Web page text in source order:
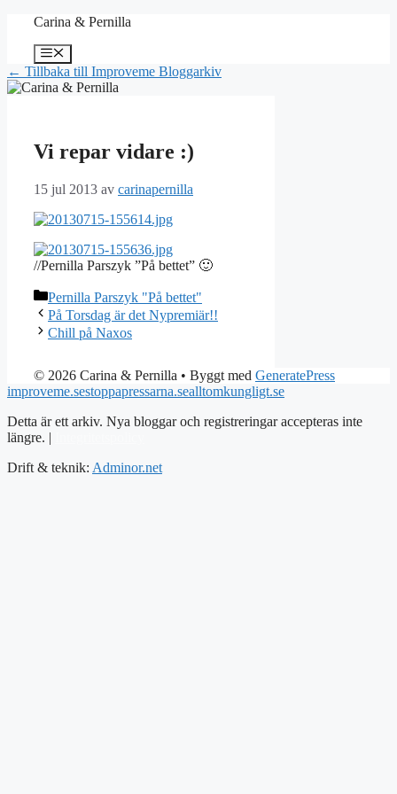
Hoppa
innehåll
Carina & Pernilla
Meny
← Tillbaka till Improveme Bloggarkiv
Vi repar vidare :)
15 jul 2013 av carinapernilla
//Pernilla Parszyk ”På bettet” 🙂
Kategorier
Pernilla Parszyk "På bettet"
På Torsdag är det Nypremiär!!
Chill på Naxos
© 2026 Carina & Pernilla • Byggt med GeneratePress
improveme.sestoppapressarna.sealltomkungligt.se
Detta är ett arkiv. Nya bloggar och registreringar accepteras inte
längre. |
Drift & teknik: Adminor.net